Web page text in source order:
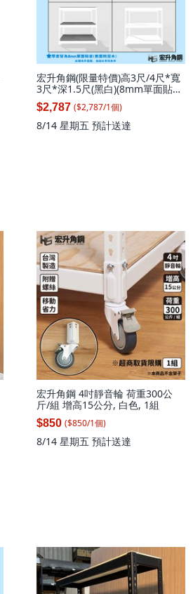
宏升角鋼(限量特價)高3尺/4尺*寬
3尺*深1.5尺(黑白)(8mm單面貼皮
板)火速到貨免螺絲角鋼收納架, 黑
皮板(白色)高122寬92.4*深47.1(3
層)(無補強), 1套
$2,787 ($2,787/1個)
8/14 星期五 預計送達
宏升角鋼 4吋靜音輪 荷重300公
斤/組 增高15公分, 白色, 1組
$850 ($850/1個)
8/14 星期五 預計送達